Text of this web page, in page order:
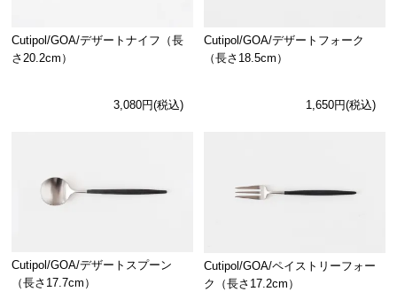
Cutipol/GOA/デザートナイフ（長
さ20.2cm）
3,080円(税込)
Cutipol/GOA/デザートフォーク
（長さ18.5cm）
1,650円(税込)
Cutipol/GOA/デザートスプーン
（長さ17.7cm）
Cutipol/GOA/ペイストリーフォー
ク（長さ17.2cm）